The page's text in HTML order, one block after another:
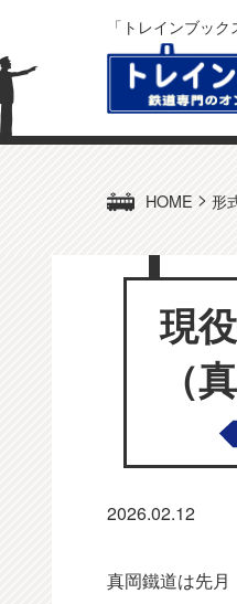
「トレインブッ
HOME > 形
現
（
2026.02.12
真岡鐵道は先